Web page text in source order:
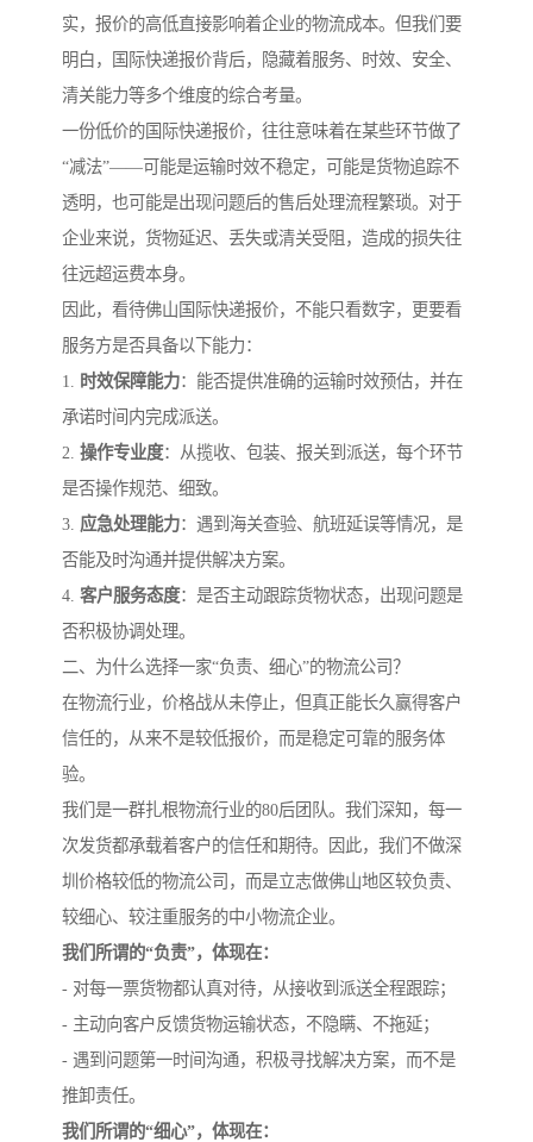
实，报价的高低直接影响着企业的物流成本。但我们要
明白，国际快递报价背后，隐藏着服务、时效、安全、
清关能力等多个维度的综合考量。
一份低价的国际快递报价，往往意味着在某些环节做了
“减法”——可能是运输时效不稳定，可能是货物追踪不
透明，也可能是出现问题后的售后处理流程繁琐。对于
企业来说，货物延迟、丢失或清关受阻，造成的损失往
往远超运费本身。
因此，看待佛山国际快递报价，不能只看数字，更要看
服务方是否具备以下能力：
1. 时效保障能力：能否提供准确的运输时效预估，并在
承诺时间内完成派送。
2. 操作专业度：从揽收、包装、报关到派送，每个环节
是否操作规范、细致。
3. 应急处理能力：遇到海关查验、航班延误等情况，是
否能及时沟通并提供解决方案。
4. 客户服务态度：是否主动跟踪货物状态，出现问题是
否积极协调处理。
二、为什么选择一家“负责、细心”的物流公司？
在物流行业，价格战从未停止，但真正能长久赢得客户
信任的，从来不是较低报价，而是稳定可靠的服务体
验。
我们是一群扎根物流行业的80后团队。我们深知，每一
次发货都承载着客户的信任和期待。因此，我们不做深
圳价格较低的物流公司，而是立志做佛山地区较负责、
较细心、较注重服务的中小物流企业。
我们所谓的“负责”，体现在：
- 对每一票货物都认真对待，从接收到派送全程跟踪；
- 主动向客户反馈货物运输状态，不隐瞒、不拖延；
- 遇到问题第一时间沟通，积极寻找解决方案，而不是
推卸责任。
我们所谓的“细心”，体现在：